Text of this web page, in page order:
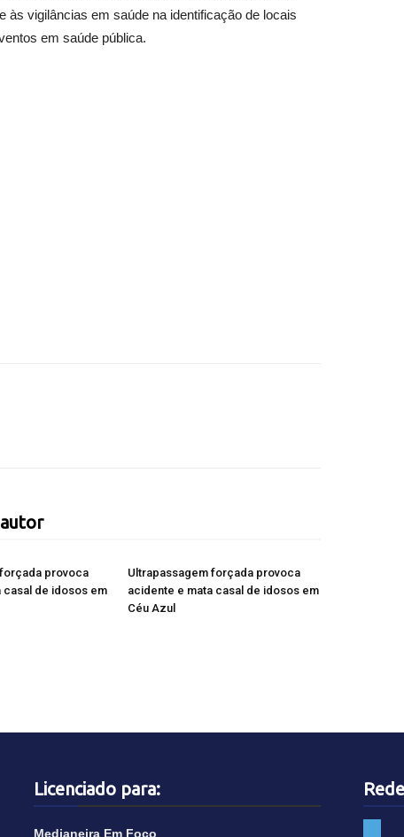
vigilâncias em saúde na identificação de locais
em saúde pública.
provoca
casal de idosos em
Ultrapassagem forçada provoca
acidente e mata casal de idosos em
Céu Azul
Licenciado para:
Medianeira Em Foco